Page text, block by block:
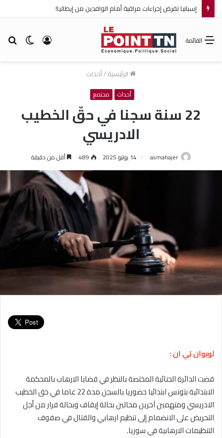
إسبانيا تفرض إجراءات مراقبة أمام الوافدين من إيطاليا!
الوضع تسجيل
القائمة
الرئيسية/أحداث
أحداث مجتمع
22 سنة سجنا في حقّ الخطيب
الادريسي
asmahajer 14 يوليو 2025 489 أقل من دقيقة
لوبوان تي ان :
قضت الدائرة الجنائية المختصة بالنظر في قضايا الارهاب بالمحكمة
الابتدائية بتونس ابتدائيا حضوريا بالسجن مدة 22 عاما في حق الخطيب
الادريسي ومتهمين آخرين محالين بحالة إيقاف وبحالة فرار من أجل
التحريض على الانضمام إلى تنظيم ارهابي والقتال في صفوف
التنظيمات الارهابية في سوريا.